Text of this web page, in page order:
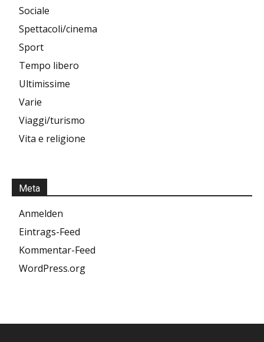
Sociale
Spettacoli/cinema
Sport
Tempo libero
Ultimissime
Varie
Viaggi/turismo
Vita e religione
Meta
Anmelden
Eintrags-Feed
Kommentar-Feed
WordPress.org